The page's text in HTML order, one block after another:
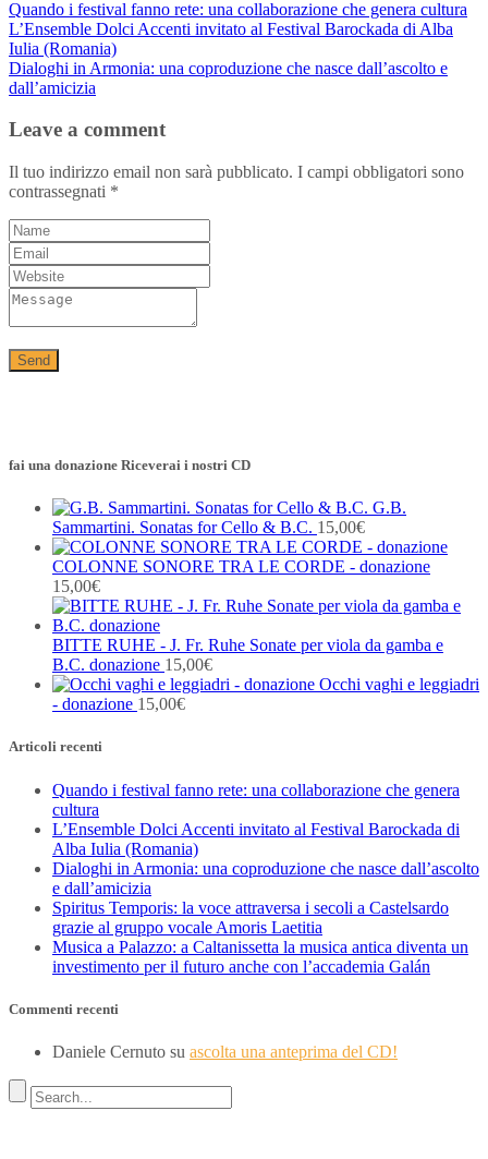
Quando i festival fanno rete: una collaborazione che genera cultura
L’Ensemble Dolci Accenti invitato al Festival Barockada di Alba
Iulia (Romania)
Dialoghi in Armonia: una coproduzione che nasce dall’ascolto e
dall’amicizia
Leave a comment
Il tuo indirizzo email non sarà pubblicato. I campi obbligatori sono
contrassegnati *
fai una donazione Riceverai i nostri CD
G.B.
Sammartini. Sonatas for Cello & B.C. 15,00€
COLONNE SONORE TRA LE CORDE - donazione
15,00€
BITTE RUHE - J. Fr. Ruhe Sonate per viola da gamba e
B.C. donazione 15,00€
Occhi vaghi e leggiadri
- donazione 15,00€
Articoli recenti
Quando i festival fanno rete: una collaborazione che genera
cultura
L’Ensemble Dolci Accenti invitato al Festival Barockada di
Alba Iulia (Romania)
Dialoghi in Armonia: una coproduzione che nasce dall’ascolto
e dall’amicizia
Spiritus Temporis: la voce attraversa i secoli a Castelsardo
grazie al gruppo vocale Amoris Laetitia
Musica a Palazzo: a Caltanissetta la musica antica diventa un
investimento per il futuro anche con l’accademia Galán
Commenti recenti
Daniele Cernuto su ascolta una anteprima del CD!